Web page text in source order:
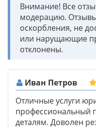
Внимание! Все
модерацию.
оскорбления, не
или нарущающие
отклонены.
Иван Петров
Отличные услуги
профессиональный
деталям. Доволен